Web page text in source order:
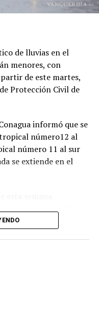
alguien
en
un
justicia.
la corrupción en la
a conductores
de lluvias en el
menores, con
de este martes,
Protección Civil de
informó que se
número12 al
número 11 al sur
se extiende en el
en zonas de costas